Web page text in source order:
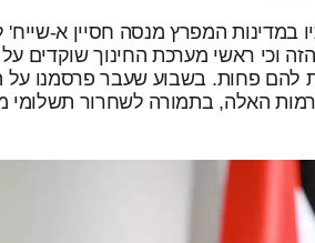
במדינות המפרץ מנסה חסיין א-
וכי ראשי מערכת החינוך שוקדים
להם פחות. בשבוע שעבר פרסמנו על
האלה, בתמורה לשחרור תשלומי